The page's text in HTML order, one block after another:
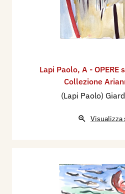
Lapi Paolo, A - OPERE
Collezione
(Lapi Paolo)
Visualizza